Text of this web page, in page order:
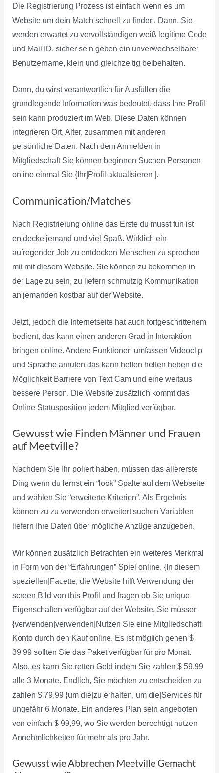
Die Registrierung Prozess ist einfach wenn es um
Website um dein Match schnell zu finden. Dann, Sie
werden erwartet zu vervollständigen weiß legitime Code
und Mail ID. sicher sein geben ein unverwechselbarer
Benutzername, klein und gleichzeitig beibehalten.
Dann, du wirst verantwortlich für Ausfüllen die
grundlegende Information was bedeutet, dass Ihre Profil
sein kann produziert im Web. Diese Daten können
integrieren Ort, Alter, zusammen mit anderen
persönliche Daten. Nach dem Anmelden in
Mitgliedschaft Sie können beginnen Suchen Personen
online einmal Sie {Ihr|Profil aktualisieren |.
Communication/Matches
Nach Registrierung online das Erste du musst tun ist
entdecke jemand und viel Spaß. Wirklich ein
aufregender Job zu entdecken Menschen zu sprechen
mit mit diesem Website. Sie können zu bekommen in
der Lage zu sein, zu liefern schmutzig Kommunikation
an jemanden kostbar auf der Website.
Jetzt, jedoch die Internetseite hat auch fortgeschrittenem
bedient, das kann einen anderen Grad in Interaktion
bringen online. Andere Funktionen umfassen Videoclip
und Sprache anrufen das kann helfen helfen heben die
Möglichkeit Barriere von Text Cam und eine weitaus
bessere Person. Die Website zusätzlich kommt das
Online Statusposition jedem Mitglied verfügbar.
Gewusst wie Finden Männer und Frauen
auf Meetville?
Nachdem Sie Ihr poliert haben, müssen das allererste
Ding wenn du lernst ein “look” Spalte auf dem Webseite
und wählen Sie “erweiterte Kriterien”. Als Ergebnis
können zu zu verwenden erweitert suchen Variablen
liefern Ihre Daten über mögliche Anzüge anzugeben.
Wir können zusätzlich Betrachten ein weiteres Merkmal
in Form von der “Erfahrungen” Spiel online. {In diesem
speziellen|Facette, die Website hilft Verwendung der
screen Bild von this Profil und fragen ob Sie unique
Eigenschaften verfügbar auf der Website, Sie müssen
{verwenden|verwenden|Nutzen Sie eine Mitgliedschaft
Konto durch den Kauf online. Es ist möglich gehen $
39.99 sollten Sie das Paket verfügbar für pro Monat.
Also, es kann Sie retten Geld indem Sie zahlen $ 59.99
alle 3 Monate. Endlich, Sie möchten zu entscheiden zu
zahlen $ 79,99 {um die|zu erhalten, um die|Services für
ungefähr 6 Monate. Ein anderes Plan sein angeboten
von einfach $ 99,99, wo Sie werden berechtigt nutzen
Annehmlichkeiten für mehr als pro Jahr.
Gewusst wie Abbrechen Meetville Gemacht